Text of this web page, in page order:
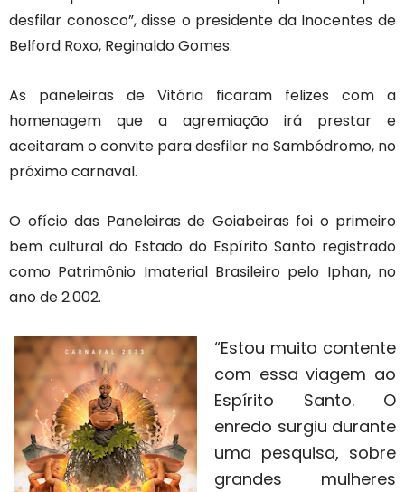
desfilar conosco”, disse o presidente da Inocentes de
Belford Roxo, Reginaldo Gomes.
As paneleiras de Vitória ficaram felizes com a
homenagem que a agremiação irá prestar e
aceitaram o convite para desfilar no Sambódromo, no
próximo carnaval.
O ofício das Paneleiras de Goiabeiras foi o primeiro
bem cultural do Estado do Espírito Santo registrado
como Patrimônio Imaterial Brasileiro pelo Iphan, no
ano de 2.002.
“Estou muito contente
com essa viagem ao
Espírito Santo. O
enredo surgiu durante
uma pesquisa, sobre
grandes mulheres